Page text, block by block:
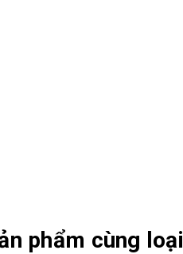
phẩm cùng loại